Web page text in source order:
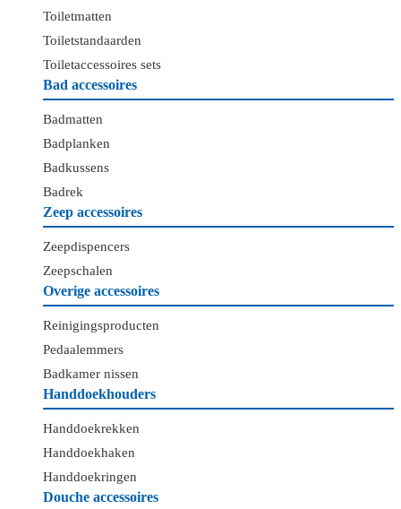
Toiletmatten
Toiletstandaarden
Toiletaccessoires sets
Bad accessoires
Badmatten
Badplanken
Badkussens
Badrek
Zeep accessoires
Zeepdispencers
Zeepschalen
Overige accessoires
Reinigingsproducten
Pedaalemmers
Badkamer nissen
Handdoekhouders
Handdoekrekken
Handdoekhaken
Handdoekringen
Douche accessoires